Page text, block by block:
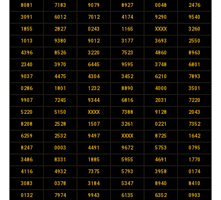
8081 7183 9079 8927 0048 2476
3091 6012 7012 4174 9290 9540
1855 2827 0243 1165 XXXX 3260
1013 9380 9012 3177 3693 2550
4396 8526 3220 7523 4860 8963
2340 3970 6445 9595 3748 6801
9037 4475 4304 3452 6210 7893
0286 1801 1232 8890 4000 3501
9907 7245 9344 6816 2031 7220
5220 5150 XXXX 7388 9128 2043
8208 2528 1507 3261 0221 7352
6259 2532 9497 XXXX 8725 1642
8247 0003 4491 9672 5753 0795
3486 8331 1885 5955 4691 1770
4116 4932 7375 5793 3958 0174
3083 0378 3184 5347 8940 8410
0132 7974 9943 6135 6352 0903